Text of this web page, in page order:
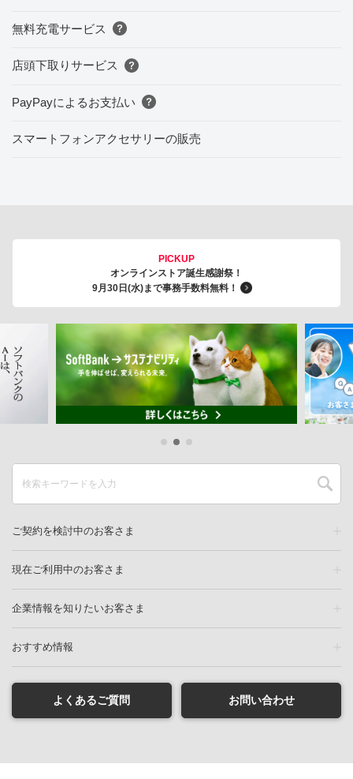
無料充電サービス
店頭下取りサービス
PayPayによるお支払い
スマートフォンアクセサリーの販売
PICKUP
オンラインストア誕生感謝祭！
9月30日(水)まで事務手数料無料！
ご契約を検討中のお客さま
現在ご利用中のお客さま
企業情報を知りたいお客さま
おすすめ情報
よくあるご質問 お問い合わせ